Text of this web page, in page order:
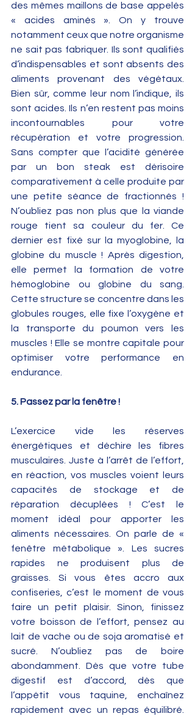
des mêmes maillons de base appelés
« acides aminés ». On y trouve
notamment ceux que notre organisme
ne sait pas fabriquer. Ils sont qualifiés
d’indispensables et sont absents des
aliments provenant des végétaux.
Bien sûr, comme leur nom l’indique, ils
sont acides. Ils n’en restent pas moins
incontournables pour votre
récupération et votre progression.
Sans compter que l’acidité générée
par un bon steak est dérisoire
comparativement à celle produite par
une petite séance de fractionnés !
N’oubliez pas non plus que la viande
rouge tient sa couleur du fer. Ce
dernier est fixé sur la myoglobine, la
globine du muscle ! Après digestion,
elle permet la formation de votre
hémoglobine ou globine du sang.
Cette structure se concentre dans les
globules rouges, elle fixe l’oxygène et
la transporte du poumon vers les
muscles ! Elle se montre capitale pour
optimiser votre performance en
endurance.
5. Passez par la fenêtre !
L’exercice vide les réserves
énergétiques et déchire les fibres
musculaires. Juste à l’arrêt de l’effort,
en réaction, vos muscles voient leurs
capacités de stockage et de
réparation décuplées ! C’est le
moment idéal pour apporter les
aliments nécessaires. On parle de «
fenêtre métabolique ». Les sucres
rapides ne produisent plus de
graisses. Si vous êtes accro aux
confiseries, c’est le moment de vous
faire un petit plaisir. Sinon, finissez
votre boisson de l’effort, pensez au
lait de vache ou de soja aromatisé et
sucré. N’oubliez pas de boire
abondamment. Dès que votre tube
digestif est d’accord, dès que
l’appétit vous taquine, enchaînez
rapidement avec un repas équilibré.